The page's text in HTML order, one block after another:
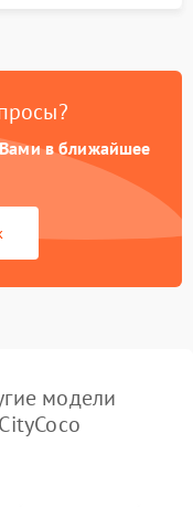
Вами в ближайшее
модели